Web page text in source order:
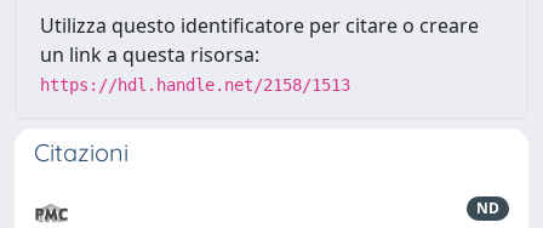
Utilizza questo identificatore per citare o creare
un link a questa risorsa:
https://hdl.handle.net/2158/1513
Citazioni
ND